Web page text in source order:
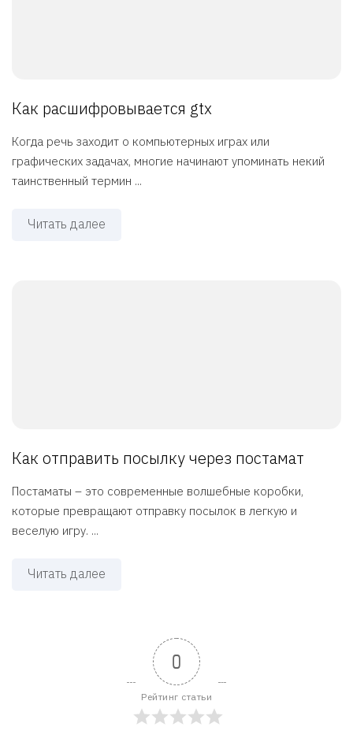
Как расшифровывается gtx
Когда речь заходит о компьютерных играх или
графических задачах, многие начинают упоминать некий
таинственный термин ...
Читать далее
Как отправить посылку через постамат
Постаматы – это современные волшебные коробки,
которые превращают отправку посылок в легкую и
веселую игру. ...
Читать далее
0
Рейтинг статьи